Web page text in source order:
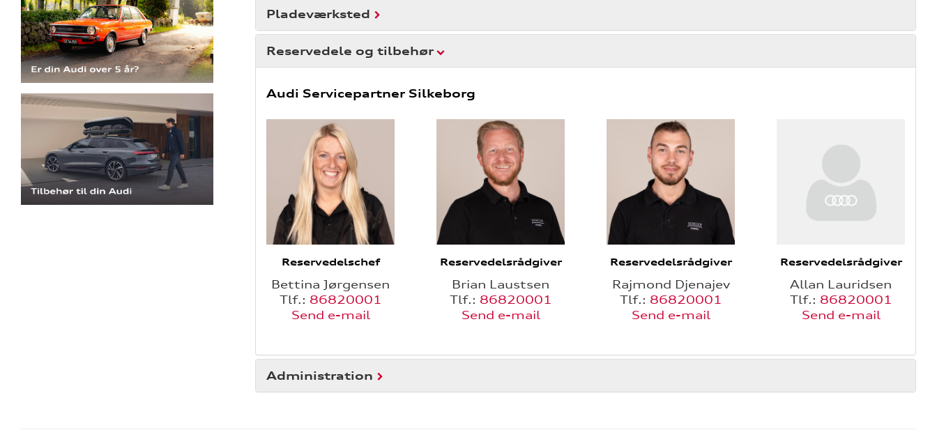
Pladeværksted
Reservedele og tilbehør
Audi Servicepartner Silkeborg
Reservedelschef
Bettina Jørgensen
Tlf.: 86820001
Send e-mail
Reservedelsrådgiver
Brian Laustsen
Tlf.: 86820001
Send e-mail
Reservedelsrådgiver
Rajmond Djenajev
Tlf.: 86820001
Send e-mail
Reservedelsrådgiver
Allan Lauridsen
Tlf.: 86820001
Send e-mail
Administration